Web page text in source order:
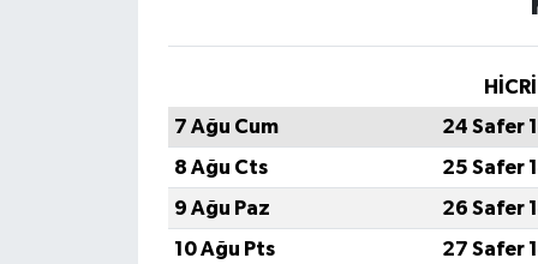
HİCRİ
7 Ağu Cum
24 Safer
8 Ağu Cts
25 Safer
9 Ağu Paz
26 Safer
10 Ağu Pts
27 Safer